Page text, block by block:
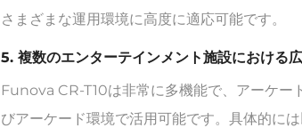
さまざまな運用環境に高度に適応可能です。
5. 複数のエンターテインメント施設における
Funova CR-T10は非常に多機能で、アーケー
びアーケード環境で活用可能です。具体的に